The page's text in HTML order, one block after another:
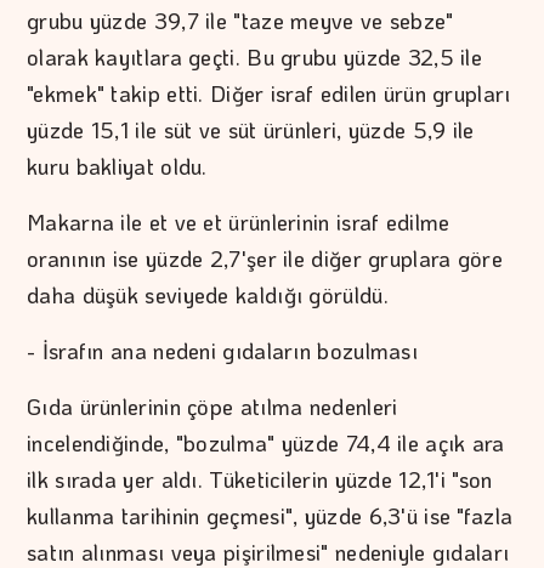
grubu yüzde 39,7 ile "taze meyve ve sebze"
olarak kayıtlara geçti. Bu grubu yüzde 32,5 ile
"ekmek" takip etti. Diğer israf edilen ürün grupları
yüzde 15,1 ile süt ve süt ürünleri, yüzde 5,9 ile
kuru bakliyat oldu.
Makarna ile et ve et ürünlerinin israf edilme
oranının ise yüzde 2,7'şer ile diğer gruplara göre
daha düşük seviyede kaldığı görüldü.
- İsrafın ana nedeni gıdaların bozulması
Gıda ürünlerinin çöpe atılma nedenleri
incelendiğinde, "bozulma" yüzde 74,4 ile açık ara
ilk sırada yer aldı. Tüketicilerin yüzde 12,1'i "son
kullanma tarihinin geçmesi", yüzde 6,3'ü ise "fazla
satın alınması veya pişirilmesi" nedeniyle gıdaları